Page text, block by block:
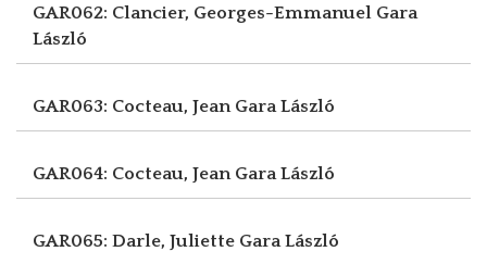
GAR062: Clancier, Georges-Emmanuel Gara
László
GAR063: Cocteau, Jean Gara László
GAR064: Cocteau, Jean Gara László
GAR065: Darle, Juliette Gara László